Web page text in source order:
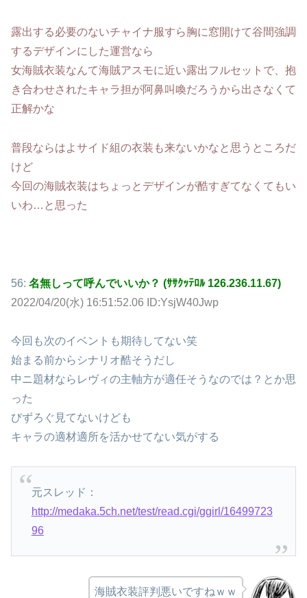
露出する必要のないチャイナ服すら胸に窓開けて谷間強調
するデザインにした運営なら
女海賊衣装なんて海賊アスモに近い露出フルセットで、抱
き合わせされたキャラ担が阿鼻叫喚だろうから出さなくて
正解かな
普段ならはよサイド組の衣装も来ないかなと思うところだ
けど
今回の海賊衣装はちょっとデザインが酷すぎてなくてもい
いわ…と思った
56: 名無しって呼んでいいか？ (ｻｻｸｯﾃﾛﾙ 126.236.11.67)
2022/04/20(水) 16:51:52.06 ID:YsjW40Jwp
今回も次のイベントも期待してない笑
始まる前からシナリオ酷そうだし
中ニ題材ならレヴィの主軸方が適任そうなのでは？とか思
った
びずろぐ見てないけども
キャラの適材適所を活かせてない気がする
元スレッド：
http://medaka.5ch.net/test/read.cgi/ggirl/16499723
96
海賊衣装評判悪いですねｗｗ